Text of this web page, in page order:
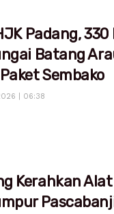
Padang, 330
Batang
Sembako
| 06:38
Kerahkan